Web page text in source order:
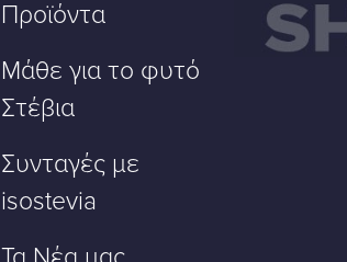
Προϊόντα
Μάθε για το φυτό
Στέβια
Συνταγές με
isostevia